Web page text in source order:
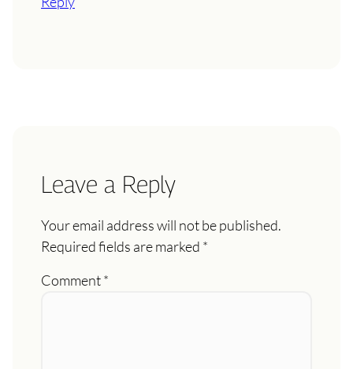
Leave a Reply
Your email address will not be published.
Required fields are marked *
Comment*